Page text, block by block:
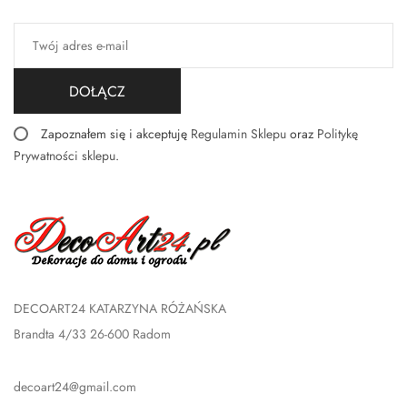
DOŁĄCZ
Zapoznałem się i akceptuję Regulamin Sklepu oraz Politykę
Prywatności sklepu.
DECOART24 KATARZYNA RÓŻAŃSKA
Brandta 4/33 26-600 Radom
decoart24@gmail.com